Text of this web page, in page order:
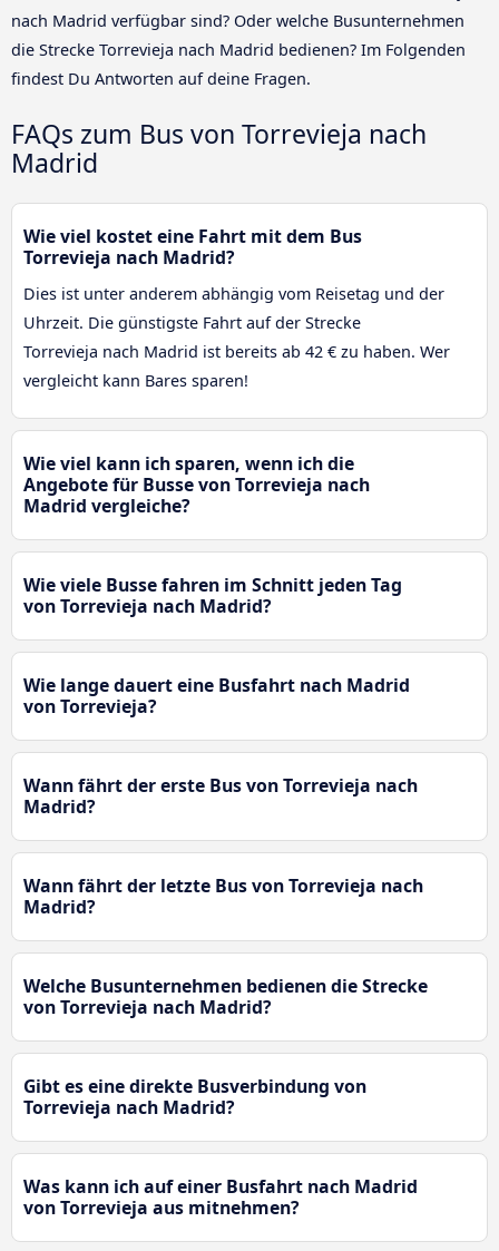
nach Madrid verfügbar sind? Oder welche Busunternehmen
die Strecke Torrevieja nach Madrid bedienen? Im Folgenden
findest Du Antworten auf deine Fragen.
FAQs zum Bus von Torrevieja nach
Madrid
Wie viel kostet eine Fahrt mit dem Bus
Torrevieja nach Madrid?
Dies ist unter anderem abhängig vom Reisetag und der
Uhrzeit. Die günstigste Fahrt auf der Strecke
Torrevieja nach Madrid ist bereits ab 42 € zu haben. Wer
vergleicht kann Bares sparen!
Wie viel kann ich sparen, wenn ich die
Angebote für Busse von Torrevieja nach
Madrid vergleiche?
Wie viele Busse fahren im Schnitt jeden Tag
von Torrevieja nach Madrid?
Wie lange dauert eine Busfahrt nach Madrid
von Torrevieja?
Wann fährt der erste Bus von Torrevieja nach
Madrid?
Wann fährt der letzte Bus von Torrevieja nach
Madrid?
Welche Busunternehmen bedienen die Strecke
von Torrevieja nach Madrid?
Gibt es eine direkte Busverbindung von
Torrevieja nach Madrid?
Was kann ich auf einer Busfahrt nach Madrid
von Torrevieja aus mitnehmen?